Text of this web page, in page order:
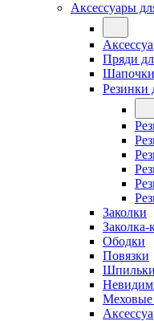
Аксессуары
Пряди
Шапочки
Резинки
Заколки
Заколка-
Ободки
Повязки
Шпильки